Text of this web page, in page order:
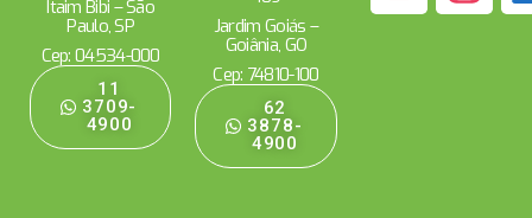
Itaim Bibi – São
Paulo, SP
Cep: 04534-000
11
3709-
4900
Jardim Goiás –
Goiânia, GO
Cep: 74810-100
62
3878-
4900